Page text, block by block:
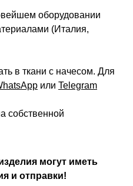
оборудовании
(Италия,
в ткани с начесом. Для
или Telegram
собственной
могут иметь
и отправки!